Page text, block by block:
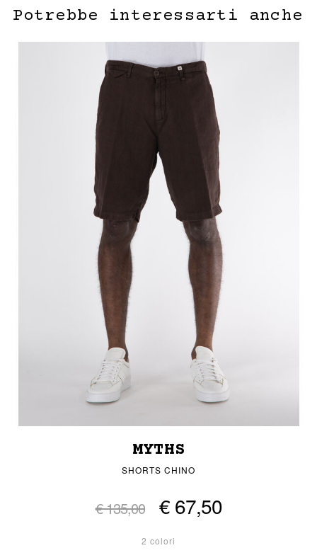
Potrebbe interessarti anche
MYTHS
SHORTS CHINO
€ 135,00 € 67,50
2 colori